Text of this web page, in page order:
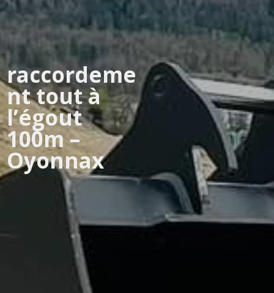
raccordeme
nt tout à
l’égout
100m –
Oyonnax